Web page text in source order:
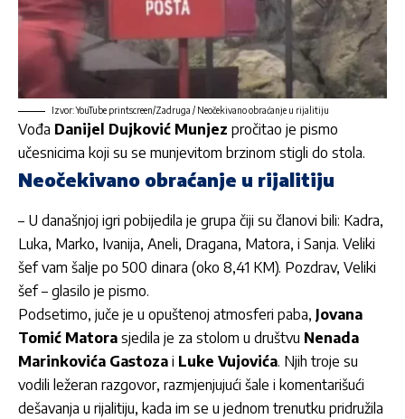
Izvor: YouTube printscreen/Zadruga / Neočekivano obraćanje u rijalitiju
Vođa Danijel Dujković Munjez pročitao je pismo
učesnicima koji su se munjevitom brzinom stigli do stola.
Neočekivano obraćanje u rijalitiju
– U današnjoj igri pobijedila je grupa čiji su članovi bili: Kadra,
Luka, Marko, Ivanija, Aneli, Dragana, Matora, i Sanja. Veliki
šef vam šalje po 500 dinara (oko 8,41 KM). Pozdrav, Veliki
šef – glasilo je pismo.
Podsetimo, juče je u opuštenoj atmosferi paba, Jovana
Tomić Matora sjedila je za stolom u društvu Nenada
Marinkovića Gastoza i Luke Vujovića. Njih troje su
vodili ležeran razgovor, razmjenjujući šale i komentarišući
dešavanja u rijalitiju, kada im se u jednom trenutku pridružila